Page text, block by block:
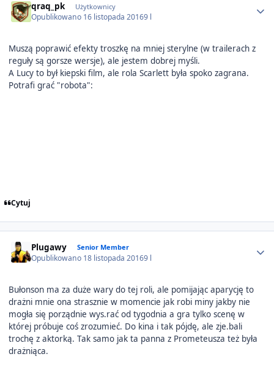
qraq_pk Użytkownicy
Opublikowano 16 listopada 20169 l
Muszą poprawić efekty troszkę na mniej sterylne (w trailerach z
reguły są gorsze wersje), ale jestem dobrej myśli.
A Lucy to był kiepski film, ale rola Scarlett była spoko zagrana.
Potrafi grać "robota":
Cytuj
Plugawy Senior Member
Opublikowano 18 listopada 20169 l
Bułonson ma za duże wary do tej roli, ale pomijając aparycję to
drażni mnie ona strasznie w momencie jak robi miny jakby nie
mogła się porządnie wys.rać od tygodnia a gra tylko scenę w
której próbuje coś zrozumieć. Do kina i tak pójdę, ale zje.bali
trochę z aktorką. Tak samo jak ta panna z Prometeusza też była
drażniąca.